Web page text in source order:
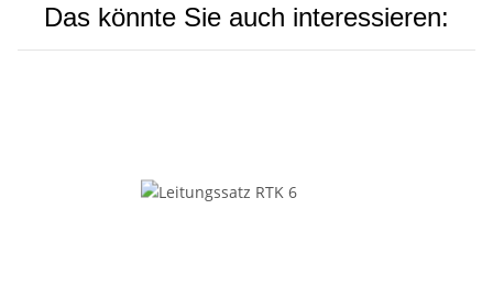
Das könnte Sie auch interessieren: